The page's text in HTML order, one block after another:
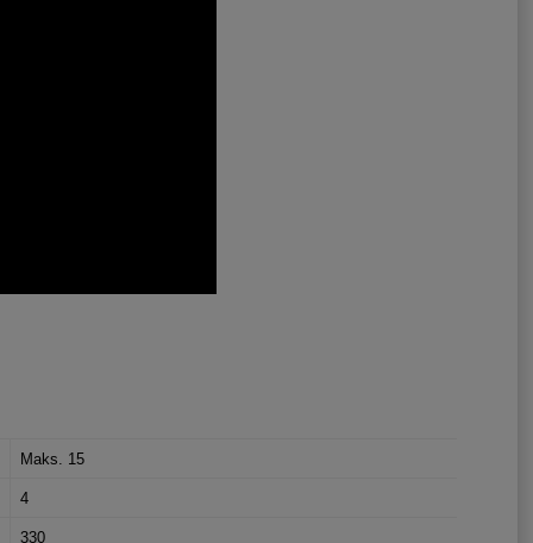
Maks. 15
4
330